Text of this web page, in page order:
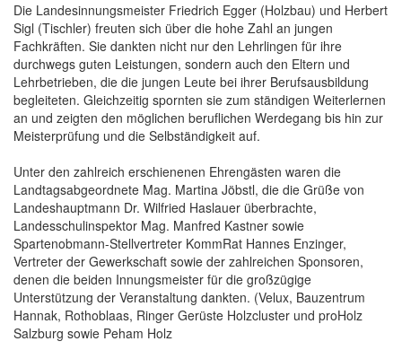
Die Landesinnungsmeister Friedrich Egger (Holzbau) und Herbert
Sigl (Tischler) freuten sich über die hohe Zahl an jungen
Fachkräften. Sie dankten nicht nur den Lehrlingen für ihre
durchwegs guten Leistungen, sondern auch den Eltern und
Lehrbetrieben, die die jungen Leute bei ihrer Berufsausbildung
begleiteten. Gleichzeitig spornten sie zum ständigen Weiterlernen
an und zeigten den möglichen beruflichen Werdegang bis hin zur
Meisterprüfung und die Selbständigkeit auf.
Unter den zahlreich erschienenen Ehrengästen waren die
Landtagsabgeordnete Mag. Martina Jöbstl, die die Grüße von
Landeshauptmann Dr. Wilfried Haslauer überbrachte,
Landesschulinspektor Mag. Manfred Kastner sowie
Spartenobmann-Stellvertreter KommRat Hannes Enzinger,
Vertreter der Gewerkschaft sowie der zahlreichen Sponsoren,
denen die beiden Innungsmeister für die großzügige
Unterstützung der Veranstaltung dankten. (Velux, Bauzentrum
Hannak, Rothoblaas, Ringer Gerüste Holzcluster und proHolz
Salzburg sowie Peham Holz